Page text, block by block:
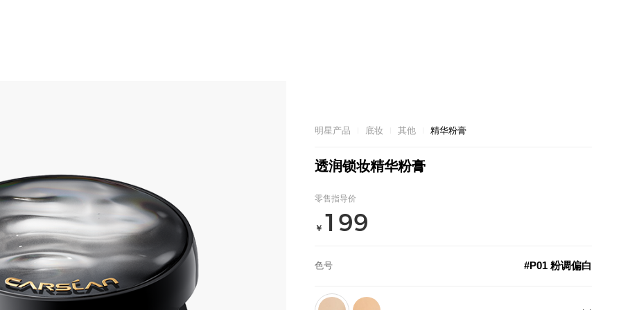
明星产品 底妆 其他 精华粉膏
透润锁妆精华粉膏
零售指导价
￥ 199
色号 #P01 粉调偏白